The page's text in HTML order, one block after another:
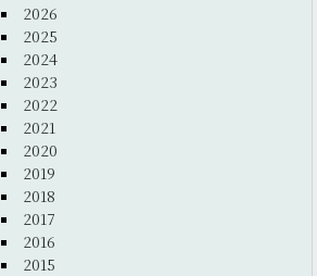
2026
2025
2024
2023
2022
2021
2020
2019
2018
2017
2016
2015